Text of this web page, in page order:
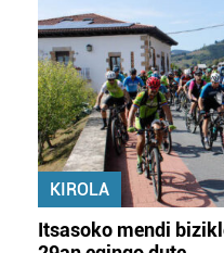
KIROLA
Itsasoko mendi